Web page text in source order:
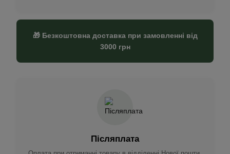
🎁 Безкоштовна доставка при замовленні від
3000 грн
Післяплата